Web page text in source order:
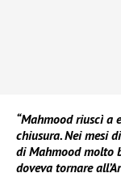
“Mahmood riuscì a
chiusura. Nei mesi
di Mahmood molto
doveva tornare